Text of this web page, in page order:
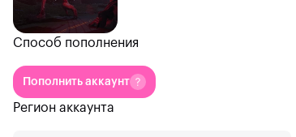
Способ пополнения
Пополнить аккаунт
Регион аккаунта